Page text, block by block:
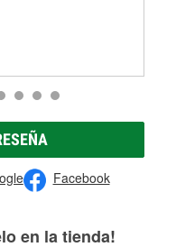
Facebook
en la tienda!